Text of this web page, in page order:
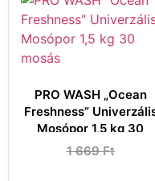
PRO WASH „Ocean
Freshness”
Mosópor 1,5 kg 30
mosás
1 669Ft
Original
Current